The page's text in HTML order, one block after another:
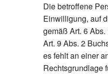
Die betroffene
Einwilligung, auf
gemäß Art. 6
Art. 9 Abs. 2
es fehlt an einer
Rechtsgrundlage